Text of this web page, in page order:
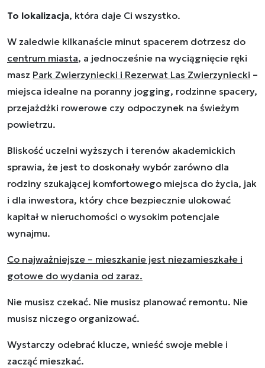
To lokalizacja, która daje Ci wszystko.
W zaledwie kilkanaście minut spacerem dotrzesz do
centrum miasta, a jednocześnie na wyciągnięcie ręki
masz Park Zwierzyniecki i Rezerwat Las Zwierzyniecki –
miejsca idealne na poranny jogging, rodzinne spacery,
przejażdżki rowerowe czy odpoczynek na świeżym
powietrzu.
Bliskość uczelni wyższych i terenów akademickich
sprawia, że jest to doskonały wybór zarówno dla
rodziny szukającej komfortowego miejsca do życia, jak
i dla inwestora, który chce bezpiecznie ulokować
kapitał w nieruchomości o wysokim potencjale
wynajmu.
Co najważniejsze – mieszkanie jest niezamieszkałe i
gotowe do wydania od zaraz.
Nie musisz czekać. Nie musisz planować remontu. Nie
musisz niczego organizować.
Wystarczy odebrać klucze, wnieść swoje meble i
zacząć mieszkać.